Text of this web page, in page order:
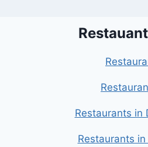
Restaurants in
Restaurants